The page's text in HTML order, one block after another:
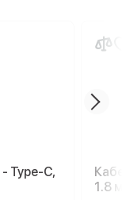
Type-C,
1.8